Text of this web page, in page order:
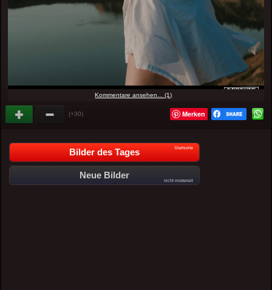
Kommentare ansehen... (1)
(+30) Merken
Bilder des Tages Startseite
Neue Bilder
nicht moderiert